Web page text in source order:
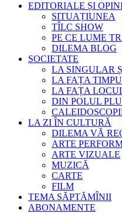
EDITORIALE ȘI
SITUAȚIUNEA
TÎLC SHOW
PE CE LUME
DILEMA BLOG
SOCIETATE
LA SINGULAR
LA FAȚA
LA FAȚA
DIN POLUL
LA ZI ÎN CULTURĂ
DILEMA VĂ
ARTE
ARTE VIZUALE
MUZICĂ
CARTE
FILM
TEMA SĂPTĂMÎNII
ABONAMENTE